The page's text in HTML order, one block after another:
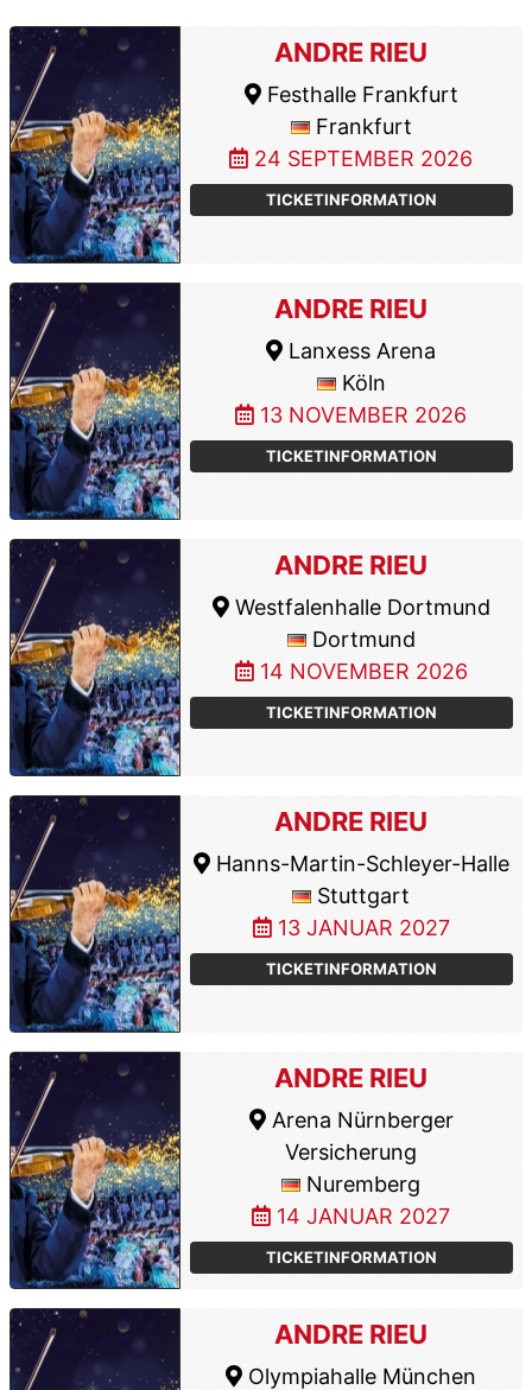
ANDRE RIEU
Festhalle Frankfurt
Frankfurt
24 SEPTEMBER 2026
TICKETINFORMATION
ANDRE RIEU
Lanxess Arena
Köln
13 NOVEMBER 2026
TICKETINFORMATION
ANDRE RIEU
Westfalenhalle Dortmund
Dortmund
14 NOVEMBER 2026
TICKETINFORMATION
ANDRE RIEU
Hanns-Martin-Schleyer-Halle
Stuttgart
13 JANUAR 2027
TICKETINFORMATION
ANDRE RIEU
Arena Nürnberger
Versicherung
Nuremberg
14 JANUAR 2027
TICKETINFORMATION
ANDRE RIEU
Olympiahalle München